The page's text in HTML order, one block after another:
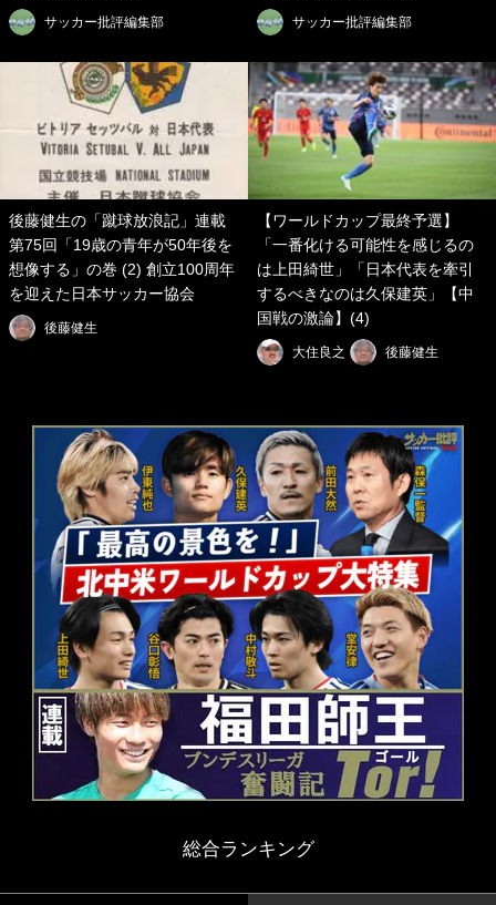
サッカー批評編集部 サッカー批評編集部
後藤健生の「蹴球放浪記」連載
第75回「19歳の青年が50年後を
想像する」の巻 (2) 創立100周年
を迎えた日本サッカー協会
後藤健生
【ワールドカップ最終予選】
「一番化ける可能性を感じるの
は上田綺世」「日本代表を牽引
するべきなのは久保建英」【中
国戦の激論】(4)
大住良之 後藤健生
総合ランキング